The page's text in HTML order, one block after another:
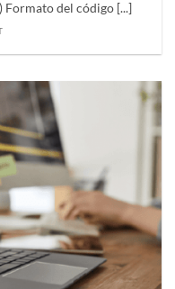
del código [...]